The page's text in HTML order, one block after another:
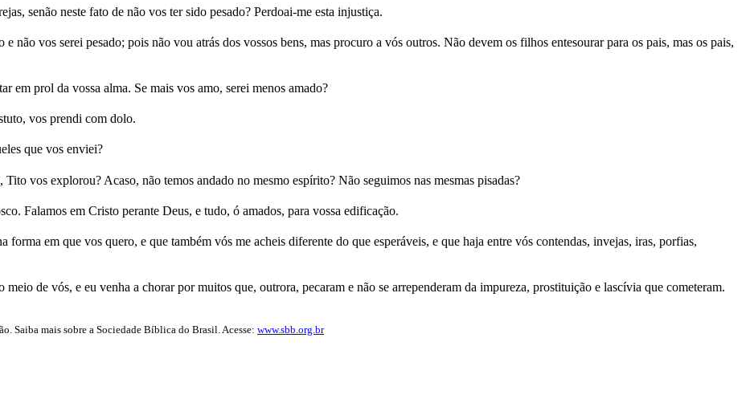
senão neste fato de não vos ter sido pesado? Perdoai-me esta injustiça.
não vos serei pesado; pois não vou atrás dos vossos bens, mas procuro a vós outros. Não devem os filhos entesourar para os pais, mas os pais,
em prol da vossa alma. Se mais vos amo, serei menos amado?
vos prendi com dolo.
que vos enviei?
vos explorou? Acaso, não temos andado no mesmo espírito? Não seguimos nas mesmas pisadas?
Falamos em Cristo perante Deus, e tudo, ó amados, para vossa edificação.
em que vos quero, e que também vós me acheis diferente do que esperáveis, e que haja entre vós contendas, invejas, iras, porfias,
de vós, e eu venha a chorar por muitos que, outrora, pecaram e não se arrependeram da impureza, prostituição e lascívia que cometeram.
Saiba mais sobre a Sociedade Bíblica do Brasil. Acesse: www.sbb.org.br